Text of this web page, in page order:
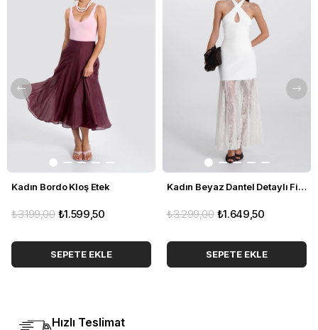
Kadın Bordo Kloş Etek
₺1.599,50
₺3.199,00
SEPETE EKLE
Kadın Beyaz Dantel Detaylı Fit Etek
₺1.649,50
₺3.299,00
SEPETE EKLE
Hızlı Teslimat